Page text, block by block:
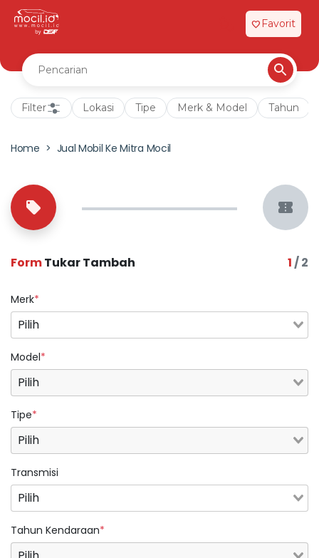
favorite Favorit
Filter Lokasi Tipe Merk & Model Tahun
Home Jual Mobil Ke Mitra Mocil
FormTukar Tambah 1/ 2
Merk*
Model*
Tipe*
Transmisi
Tahun Kendaraan*